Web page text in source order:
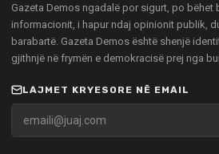
Gazeta Demos ngadalë por sigurt, po bëhet
informacionit, i hapur ndaj opinionit publik,
barabartë. Gazeta Demos është shenjë
gjithnjë në frymën e demokracisë prej nga
LAJMET KRYESORE NË EMAIL